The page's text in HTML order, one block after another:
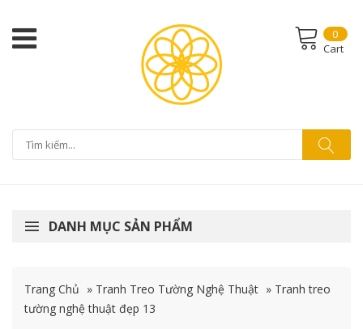
0
Cart
DANH MỤC SẢN PHẨM
Trang Chủ » Tranh Treo Tường Nghệ Thuật » Tranh treo
tường nghệ thuật đẹp 13